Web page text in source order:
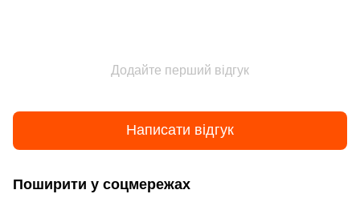
Додайте перший відгук
Написати відгук
Поширити у соцмережах